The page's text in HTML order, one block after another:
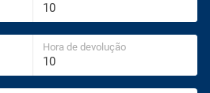
Hora de devolução